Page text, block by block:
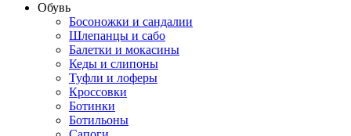
Обувь
Босоножки и сандалии
Шлепанцы и сабо
Балетки и мокасины
Кеды и слипоны
Туфли и лоферы
Кроссовки
Ботинки
Ботильоны